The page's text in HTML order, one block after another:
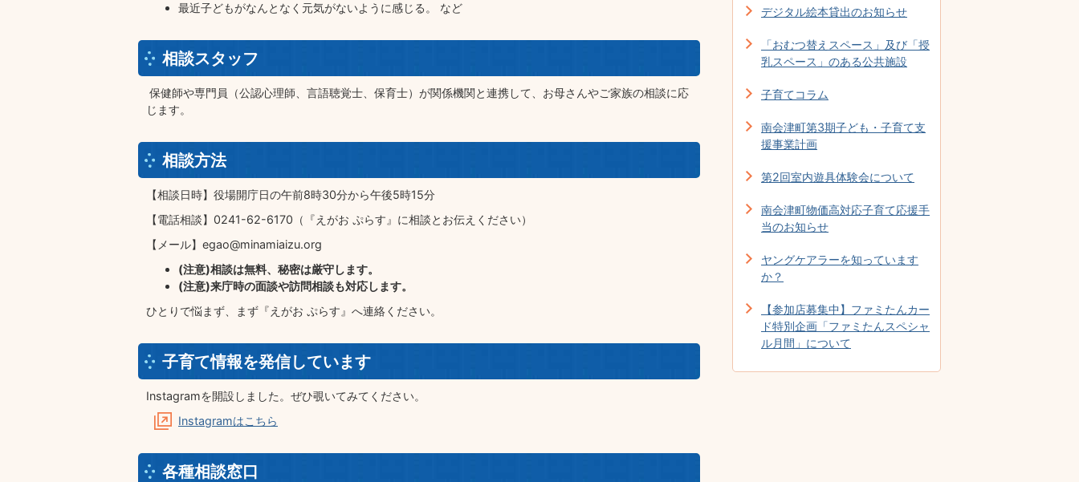
最近子どもがなんとなく元気がないように感じる。 など
相談スタッフ
保健師や専門員（公認心理師、言語聴覚士、保育士）が関係機関と連携して、お母さんやご家族の相談に応
じます。
相談方法
【相談日時】役場開庁日の午前8時30分から午後5時15分
【電話相談】0241-62-6170（『えがお ぷらす』に相談とお伝えください）
【メール】egao@minamiaizu.org
(注意)相談は無料、秘密は厳守します。
(注意)来庁時の面談や訪問相談も対応します。
ひとりで悩まず、まず『えがお ぷらす』へ連絡ください。
子育て情報を発信しています
Instagramを開設しました。ぜひ覗いてみてください。
Instagramはこちら
各種相談窓口
デジタル絵本貸出のお知らせ
「おむつ替えスペース」及び「授
乳スペース」のある公共施設
子育てコラム
南会津町第3期子ども・子育て支
援事業計画
第2回室内遊具体験会について
南会津町物価高対応子育て応援手
当のお知らせ
ヤングケアラーを知っています
か？
【参加店募集中】ファミたんカー
ド特別企画「ファミたんスペシャ
ル月間」について